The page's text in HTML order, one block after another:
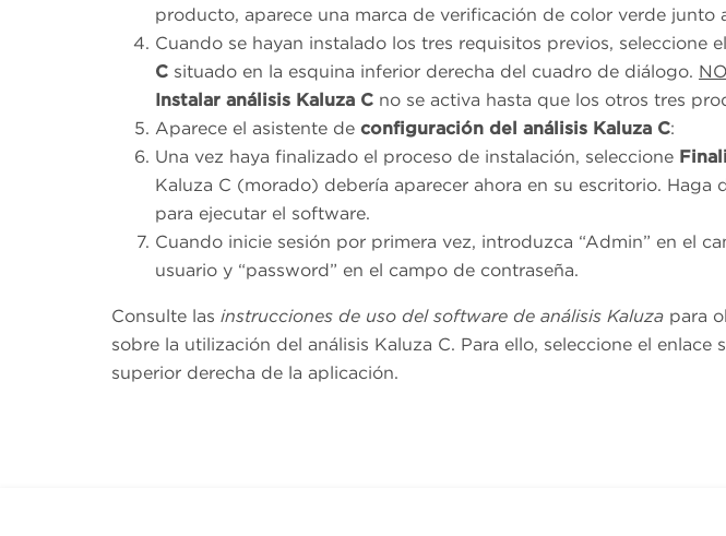
producto, aparece una marca de verificación de color verde junto
Cuando se hayan instalado los tres requisitos previos, seleccione
C situado en la esquina inferior derecha del cuadro de diálogo.
Instalar análisis Kaluza C no se activa hasta que los otros tres
Aparece el asistente de configuración del análisis Kaluza C:
Una vez haya finalizado el proceso de instalación, seleccione
Kaluza C (morado) debería aparecer ahora en su escritorio. Haga
para ejecutar el software.
Cuando inicie sesión por primera vez, introduzca “Admin” en el
usuario y “password” en el campo de contraseña.
Consulte las instrucciones de uso del software de análisis Kaluza para
sobre la utilización del análisis Kaluza C. Para ello, seleccione el enlace
superior derecha de la aplicación.